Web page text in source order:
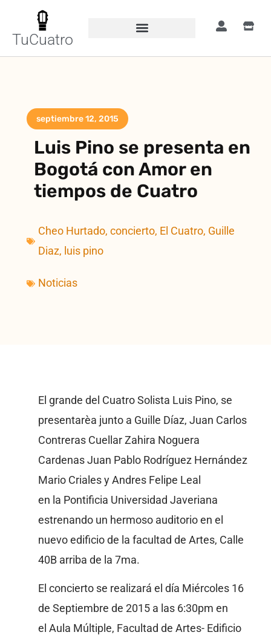
TuCuatro
septiembre 12, 2015
Luis Pino se presenta en
Bogotá con Amor en
tiempos de Cuatro
Cheo Hurtado,concierto, El Cuatro, Guille
Diaz, luis pino
Noticias
El grande del Cuatro Solista Luis Pino, se
presentarèa junto a Guille Díaz, Juan Carlos
Contreras Cuellar Zahira Noguera
Cardenas Juan Pablo Rodríguez Hernández
Mario Criales y Andres Felipe Leal
en la Pontificia Universidad Javeriana
estrenando un hermoso auditorio en el
nuevo edificio de la facultad de Artes, Calle
40B arriba de la 7ma.
El concierto se realizará el día Miércoles 16
de Septiembre de 2015 a las 6:30pm en
el Aula Múltiple, Facultad de Artes- Edificio